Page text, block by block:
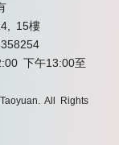
15樓
下午13:00至
All Rights